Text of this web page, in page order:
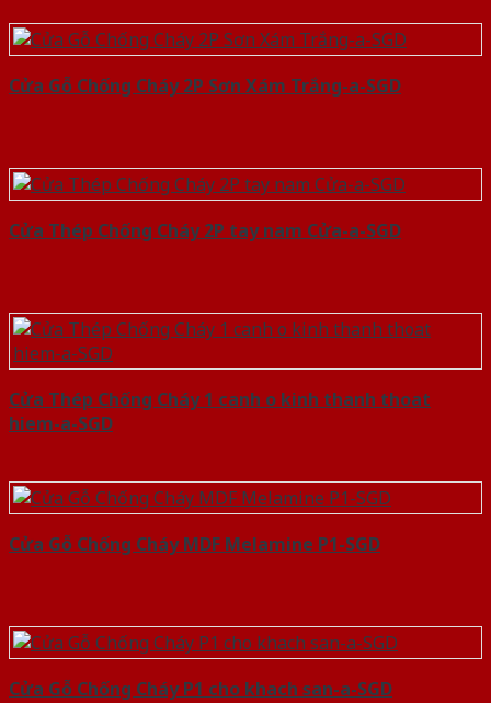
Cửa Gỗ Chống Cháy 2P Sơn Xám Trắng-a-SGD
Cửa Thép Chống Cháy 2P tay nam Cửa-a-SGD
Cửa Thép Chống Cháy 1 canh o kinh thanh thoat
hiem-a-SGD
Cửa Gỗ Chống Cháy MDF Melamine P1-SGD
Cửa Gỗ Chống Cháy P1 cho khach san-a-SGD